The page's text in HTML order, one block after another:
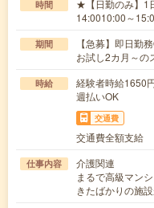
時間
★【日勤のみ】1
14:0010:00～
期間
【急募】即日
お試し2カ月～の
時給
経験者時給
週払いOK
交通費
交通費全額支給
仕事内容
介護関連
まるで高級マン
きたばかりの施